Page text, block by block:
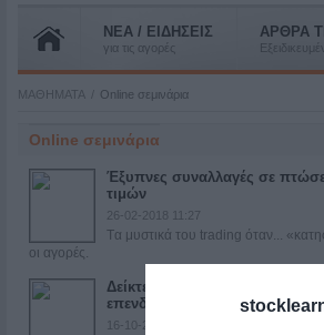
ΝΕΑ / ΕΙΔΗΣΕΙΣ
για τις αγορές
ΑΡΘΡΑ
ΜΑΘΗΜΑΤΑ Online σεμινάρια
Online σεμινάρια
Έξυπνες συναλλαγές σε
τιμών
26-02-2018 11:27
Tα μυστικά του trading όταν...
οι αγορές.
Δείκτες για... προχωρημένους
επενδυτές
16-10-2017 22:04